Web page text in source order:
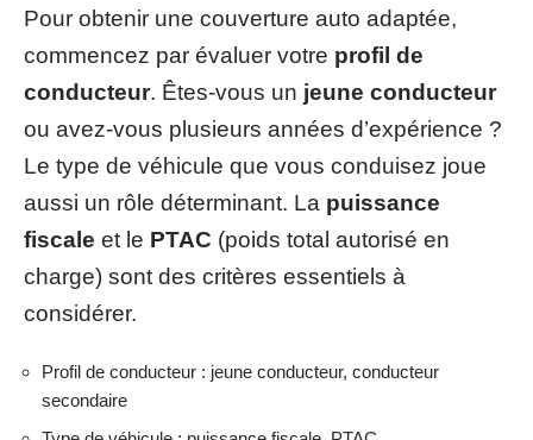
Pour obtenir une couverture auto adaptée,
commencez par évaluer votre profil de
conducteur. Êtes-vous un jeune conducteur
ou avez-vous plusieurs années d’expérience ?
Le type de véhicule que vous conduisez joue
aussi un rôle déterminant. La puissance
fiscale et le PTAC (poids total autorisé en
charge) sont des critères essentiels à
considérer.
Profil de conducteur : jeune conducteur, conducteur
secondaire